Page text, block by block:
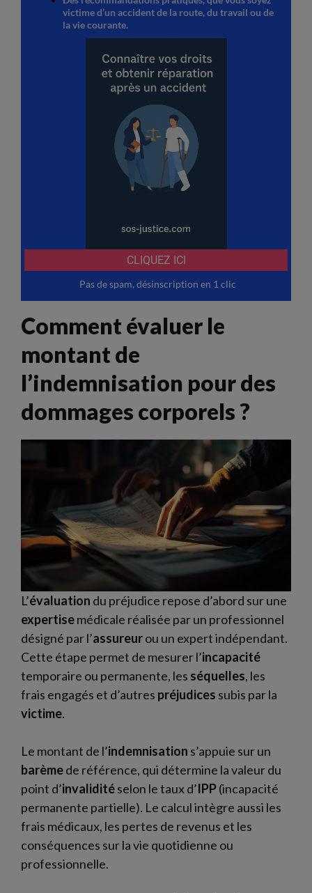
Comment évaluer le
montant de
l’indemnisation pour des
dommages corporels ?
L’évaluation du préjudice repose d’abord sur une
expertisemédicale réalisée par un professionnel
désigné par l’assureurou un expert indépendant.
Cette étape permet de mesurer l’incapacité
temporaire ou permanente, les séquelles, les
frais engagés et d’autres préjudices subis par la
victime.
Le montant de l’indemnisation s’appuie sur un
barèmede référence, qui détermine la valeur du
point d’invaliditéselon le taux d’IPP(incapacité
permanente partielle). Le calcul intègre aussi les
frais médicaux, les pertes de revenus et les
conséquences sur la vie quotidienne ou
professionnelle.